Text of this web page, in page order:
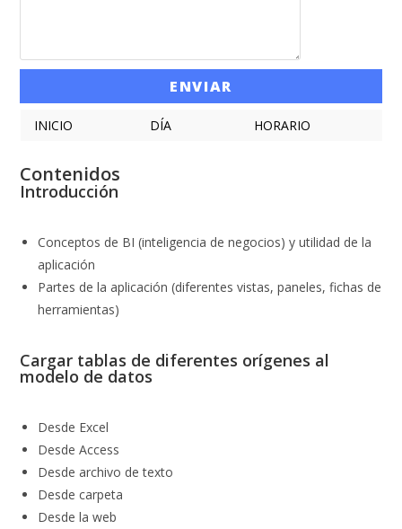
INICIO DÍA HORARIO
Contenidos
Introducción
Conceptos de BI (inteligencia de negocios) y utilidad de la
aplicación
Partes de la aplicación (diferentes vistas, paneles, fichas de
herramientas)
Cargar tablas de diferentes orígenes al
modelo de datos
Desde Excel
Desde Access
Desde archivo de texto
Desde carpeta
Desde la web